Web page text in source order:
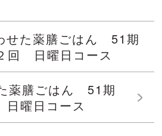
せた薬膳ごはん 51期
回 日曜日コース
薬膳ごはん 51期
曜日コース